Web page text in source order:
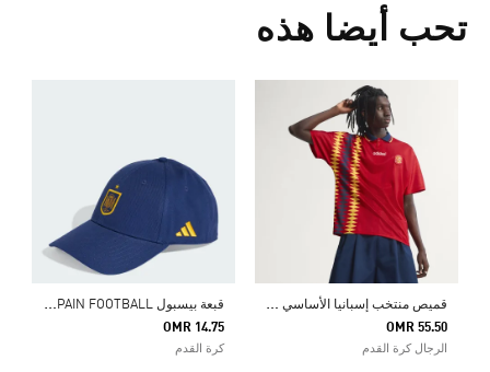
تحب أيضا هذه
ق
ميص منتخب إسبانيا الأساسي لعام 1994
OMR 55.50
الرجال كرة القدم
ق
بعة بيسبول RFEF SPAIN FOOTBALL
OMR 14.75
كرة القدم